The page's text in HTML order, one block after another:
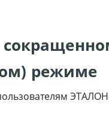
режиме